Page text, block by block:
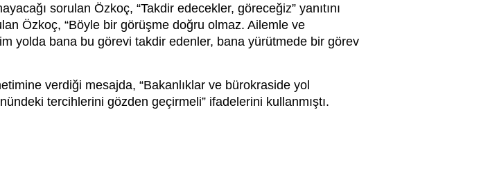
sorulan Özkoç, “Takdir edecekler, göreceğiz” yanıtını
Özkoç, “Böyle bir görüşme doğru olmaz. Ailemle ve
yolda bana bu görevi takdir edenler, bana yürütmede bir görev
verdiği mesajda, “Bakanlıklar ve bürokraside yol
tercihlerini gözden geçirmeli” ifadelerini kullanmıştı.